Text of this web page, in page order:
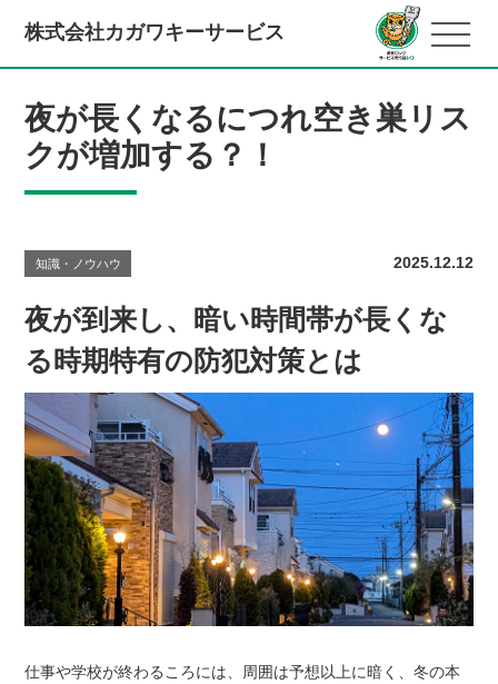
株式会社カガワキーサービス
夜が長くなるにつれ空き巣リス
クが増加する？！
知識・ノウハウ 2025.12.12
夜が到来し、暗い時間帯が長くな
る時期特有の防犯対策とは
仕事や学校が終わるころには、周囲は予想以上に暗く、冬の本